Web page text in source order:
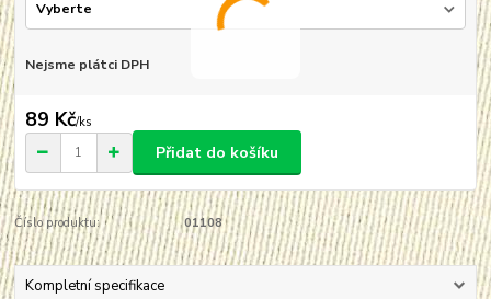
Nejsme plátci DPH
89 Kč/ks
Přidat do košíku
Číslo produktu: 01108
Kompletní specifikace